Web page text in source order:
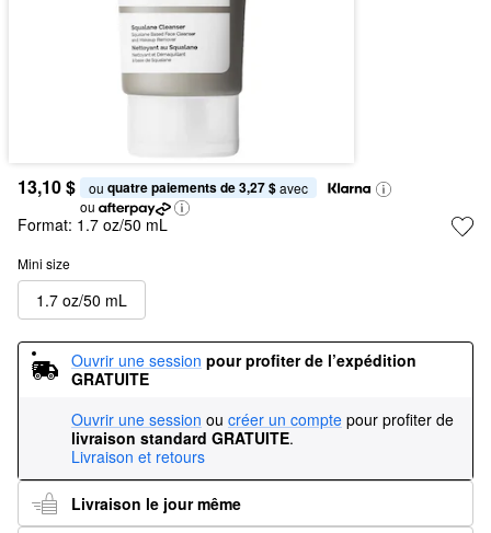
13,10 $ ou quatre paiements de 3,27 $ avec
ou
Format: 1.7 oz/50 mL
Mini size
1.7 oz/50 mL
Ouvrir une session pour profiter de l’expédition
GRATUITE
Ouvrir une session ou créer un compte pour profiter de
livraison standard GRATUITE.
Livraison et retours
Livraison le jour même